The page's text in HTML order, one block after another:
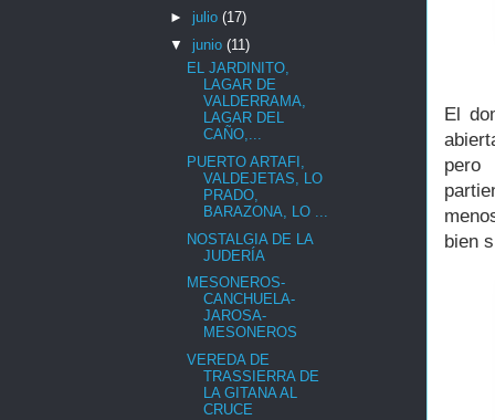
El
pero
bien
► julio (17)
▼ junio (11)
EL JARDINITO,
LAGAR DE
VALDERRAMA,
LAGAR DEL
CAÑO,...
PUERTO ARTAFI,
VALDEJETAS, LO
PRADO,
BARAZONA, LO ...
NOSTALGIA DE LA
JUDERÍA
MESONEROS-
CANCHUELA-
JAROSA-
MESONEROS
VEREDA DE
TRASSIERRA DE
LA GITANA AL
CRUCE